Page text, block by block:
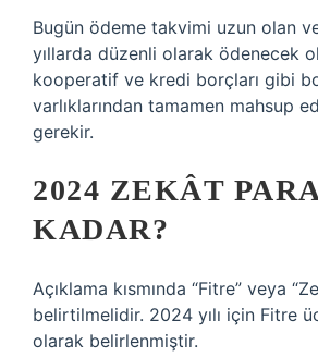
Bugün ödeme takvimi uzun olan
yıllarda düzenli olarak ödenecek
kooperatif ve kredi borçları gibi
varlıklarından tamamen mahsup
gerekir.
2024 ZEKÂT
KADAR?
Açıklama kısmında “Fitre” veya
belirtilmelidir. 2024 yılı için Fitre
olarak belirlenmiştir.